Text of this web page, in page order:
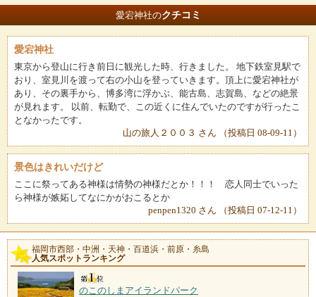
愛宕神社のクチコミ
愛宕神社
東京から登山に行き前日に観光した時、行きました。 地下鉄室見駅で
おり、室見川を渡って右の小山を登っていきます。頂上に愛宕神社が
あり、その裏手から、博多湾に浮かぶ、能古島、志賀島、などの絶景
が見れます。 以前、転勤で、この近くに住んでいたのですが行ったこ
となかったです。
山の旅人２００３ さん （投稿日 08-09-11）
景色はきれいだけど
ここに祭ってある神様は情勢の神様だとか！！！ 恋人同士でいった
ら神様が嫉妬してなにかがおこるとか
penpen1320 さん （投稿日 07-12-11）
福岡市西部・中洲・天神・百道浜・前原・糸島
人気スポットランキング
のこのしまアイランドパーク